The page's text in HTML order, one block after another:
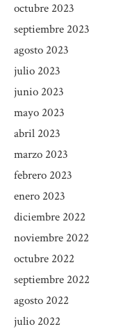
octubre 2023
septiembre 2023
agosto 2023
julio 2023
junio 2023
mayo 2023
abril 2023
marzo 2023
febrero 2023
enero 2023
diciembre 2022
noviembre 2022
octubre 2022
septiembre 2022
agosto 2022
julio 2022